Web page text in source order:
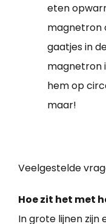
eten
magnetron
gaatjes in
magnetron
hem op
maar!
Veelgestelde
Hoe zit het met
In grote lijnen zijn